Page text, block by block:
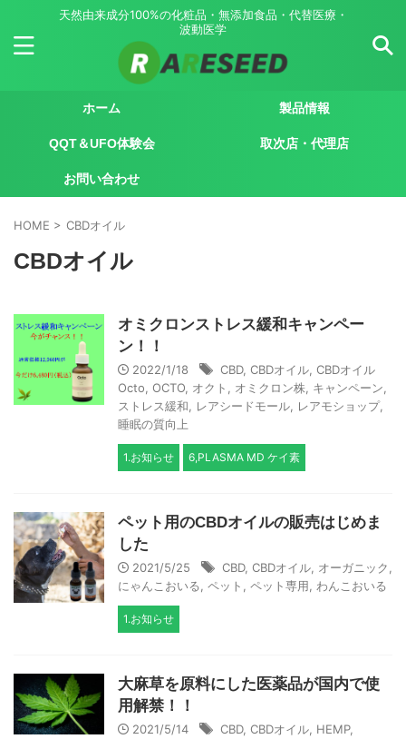
天然由来成分100%の化粧品・無添加食品・代替医療・
波動医学
ホーム 製品情報
QQT＆UFO体験会 取次店・代理店
お問い合わせ
HOME > CBDオイル
CBDオイル
オミクロンストレス緩和キャンペー
ン！！
2022/1/18 CBD, CBDオイル CBDオイル
Octo OCTO オクト オミクロン株 キャンペーン
ストレス緩和
レアシードモール レアモショップ,
睡眠の質向上
1.お知らせ 6,PLASMA MD ケイ素
ペット用のCBDオイルの販売はじめま
した
2021/5/25 CBD, CBDオイル オーガニック
にゃんこおいる ペット ペット専用 わんこおいる
1.お知らせ
大麻草を原料にした医薬品が国内で使
用解禁！！
2021/5/14 CBD, CBDオイル HEMP,